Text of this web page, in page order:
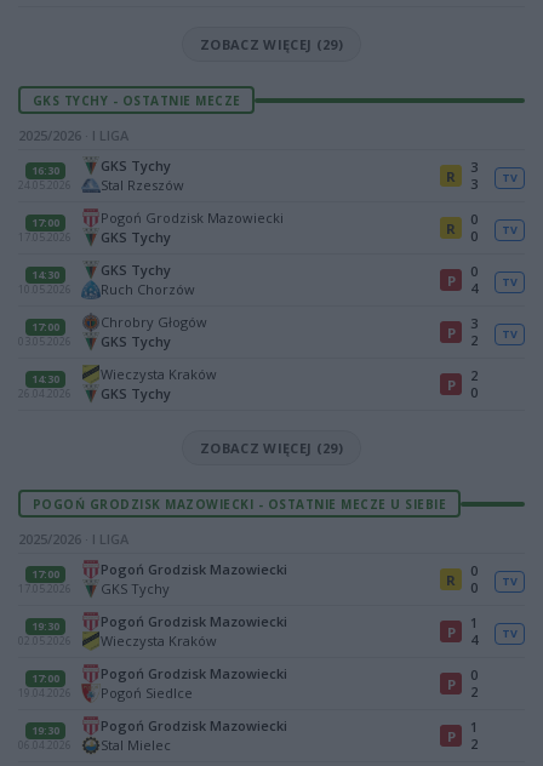
ZOBACZ WIĘCEJ (29)
GKS TYCHY - OSTATNIE MECZE
2025/2026 · I LIGA
16:30
24.05.2026
GKS Tychy
Stal Rzeszów
R
3
3
TV
17:00
17.05.2026
Pogoń Grodzisk Mazowiecki
GKS Tychy
R
0
0
TV
14:30
10.05.2026
GKS Tychy
Ruch Chorzów
P
0
4
TV
17:00
03.05.2026
Chrobry Głogów
GKS Tychy
P
3
2
TV
14:30
26.04.2026
Wieczysta Kraków
GKS Tychy
P
2
0
ZOBACZ WIĘCEJ (29)
POGOŃ GRODZISK MAZOWIECKI - OSTATNIE MECZE U SIEBIE
2025/2026 · I LIGA
17:00
17.05.2026
Pogoń Grodzisk Mazowiecki
GKS Tychy
R
0
0
TV
19:30
02.05.2026
Pogoń Grodzisk Mazowiecki
Wieczysta Kraków
P
1
4
TV
17:00
19.04.2026
Pogoń Grodzisk Mazowiecki
Pogoń Siedlce
P
0
2
19:30
06.04.2026
Pogoń Grodzisk Mazowiecki
Stal Mielec
P
1
2